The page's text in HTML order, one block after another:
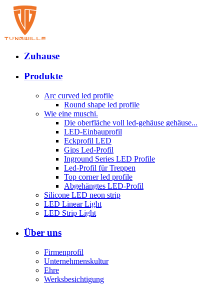
Zuhause
Produkte
Arc curved led profile
Round shape led profile
Wie eine muschi.
Die oberfläche voll led-gehäuse gehäuse...
LED-Einbauprofil
Eckprofil LED
Gips Led-Profil
Inground Series LED Profile
Led-Profil für Treppen
Top corner led profile
Abgehängtes LED-Profil
Silicone LED neon strip
LED Linear Light
LED Strip Light
Über uns
Firmenprofil
Unternehmenskultur
Ehre
Werksbesichtigung